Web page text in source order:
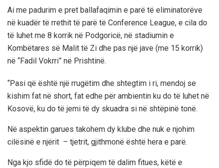
Ai me padurim e pret ballafaqimin e parë të eliminatorëve
në kuadër të rrethit të parë të Conference League, e cila do
të luhet me 8 korrik në Podgoricë, në stadiumin e
Kombëtares së Malit të Zi dhe pas një jave (me 15 korrik)
në “Fadil Vokrri” në Prishtinë.
“Pasi që është një rrugëtim dhe shtegtim i ri, mendoj se
kishim fat në short, fat edhe për ambientin ku do të luhet në
Kosovë, ku do të jemi të dy skuadra si në shtëpinë tonë.
Në aspektin garues takohem dy klube dhe nuk e njohim
cilësinë e njërit – tjetrit, gjithmonë është hera e parë.
Nga kjo sfidë do të përpiqem të dalim fitues, këtë e